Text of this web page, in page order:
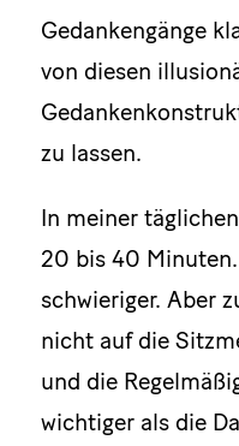
Gedankengänge
von diesen
zu lassen.
In meiner
20 bis 40
schwieriger. Aber
nicht auf die
und die
wichtiger als die